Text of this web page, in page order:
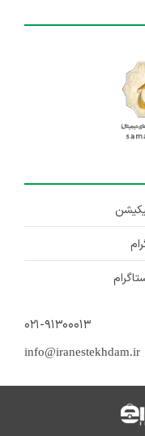
۰۲۱-۹۱۳۰۰۰۱۳
info@iranestekhdam.ir